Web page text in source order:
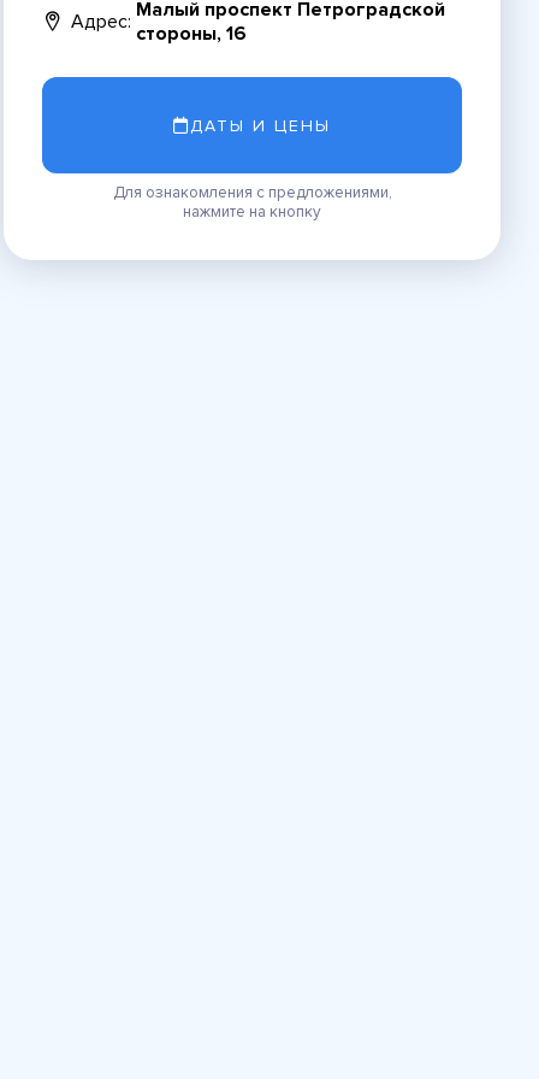
Адрес: Малый проспект Петроградской
стороны, 16
ДАТЫ И ЦЕНЫ
Для ознакомления с предложениями,
нажмите на кнопку